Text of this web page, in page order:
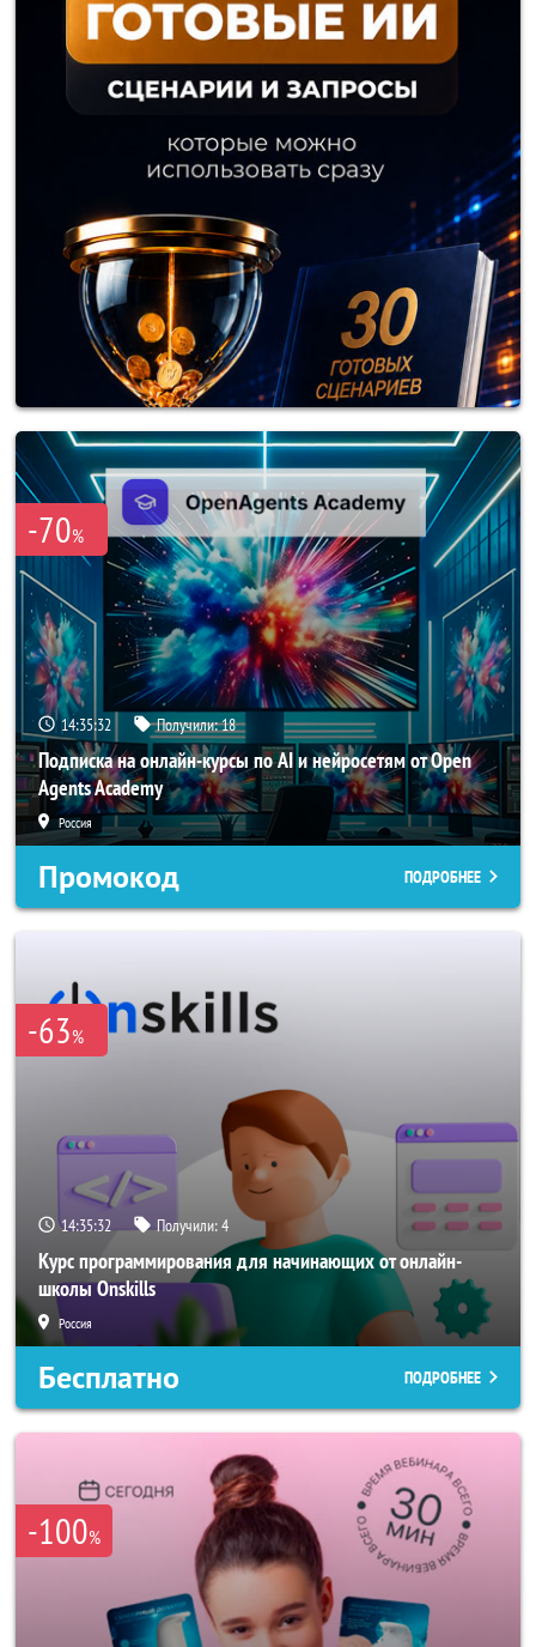
-70%
14:35:29 Получили:18
Подписка на онлайн-курсы по AI и нейросетям от Open
Agents Academy
Россия
Промокод ПОДРОБНЕЕ
-63%
14:35:29 Получили:4
Курс программирования для начинающих от онлайн-
школы Onskills
Россия
Бесплатно ПОДРОБНЕЕ
-100%